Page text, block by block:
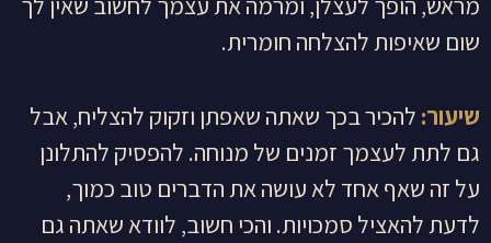
שום שאיפות להצלחה חומרית.
שיעור: להכיר בכך שאתה שאפתן וזקוק להצליח, אבל
גם לתת לעצמך זמנים של מנוחה. להפסיק להתלונן
על זה שאף אחד לא עושה את הדברים טוב כמוך,
לדעת להאציל סמכויות. והכי חשוב, לוודא שאתה גם